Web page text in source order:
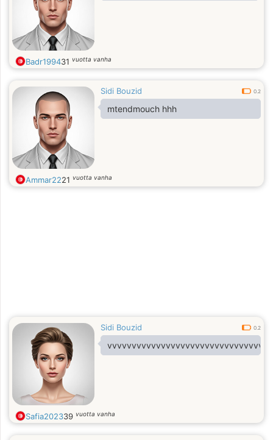
Badr199431 vuotta vanha
Sidi Bouzid 0.2
mtendmouch hhh
Ammar2221 vuotta vanha
Sidi Bouzid 0.2
Safia202339 vuotta vanha